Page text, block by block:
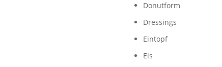
Donutform
Dressings
Eintopf
Eis